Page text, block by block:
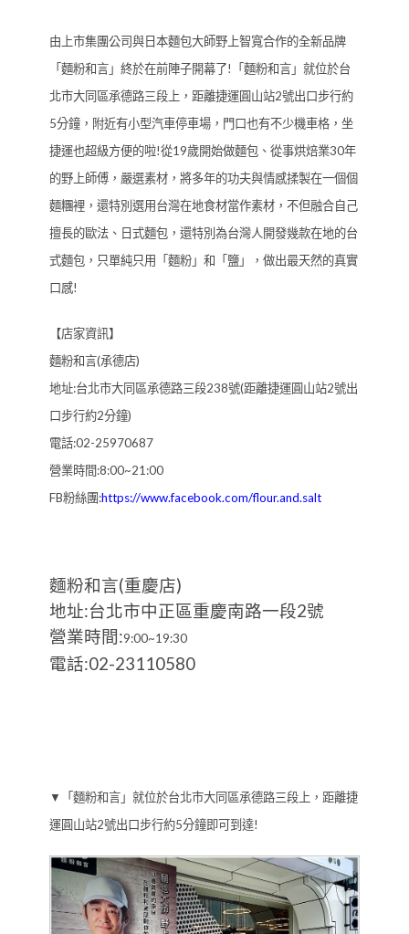
由上市集團公司與日本麵包大師野上智寬合作的全新品牌
「麵粉和言」終於在前陣子開幕了!「麵粉和言」就位於台
北市大同區承德路三段上，距離捷運圓山站2號出口步行約
5分鐘，附近有小型汽車停車場，門口也有不少機車格，坐
捷運也超級方便的啦!從19歲開始做麵包、從事烘焙業30年
的野上師傅，嚴選素材，將多年的功夫與情感揉製在一個個
麵糰裡，還特別選用台灣在地食材當作素材，不但融合自己
擅長的歐法、日式麵包，還特別為台灣人開發幾款在地的台
式麵包，只單純只用「麵粉」和「鹽」，做出最天然的真實
口感!
【店家資訊】
麵粉和言(承德店)
地址:台北市大同區承德路三段238號(距離捷運圓山站2號出
口步行約2分鐘)
電話:02-25970687
營業時間:8:00~21:00
FB粉絲團:https://www.facebook.com/flour.and.salt
麵粉和言(重慶店)
地址:台北市中正區重慶南路一段2號
營業時間:9:00~19:30
電話:02-23110580
▼「麵粉和言」就位於台北市大同區承德路三段上，距離捷
運圓山站2號出口步行約5分鐘即可到達!